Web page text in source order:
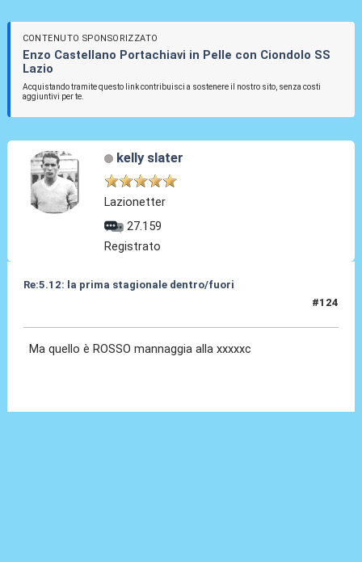
CONTENUTO SPONSORIZZATO
Enzo Castellano Portachiavi in Pelle con Ciondolo SS
Lazio
Acquistando tramite questo link contribuisci a sostenere il nostro sito, senza costi
aggiuntivi per te.
kelly slater
Lazionetter
27.159
Registrato
Re:5.12: la prima stagionale dentro/fuori
#124
Ma quello è ROSSO mannaggia alla xxxxxc